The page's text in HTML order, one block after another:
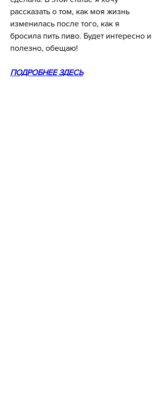
рассказать о том, как моя жизнь
изменилась после того, как я
бросила пить пиво. Будет интересно и
полезно, обещаю!
ПОДРОБНЕЕ ЗДЕСЬ